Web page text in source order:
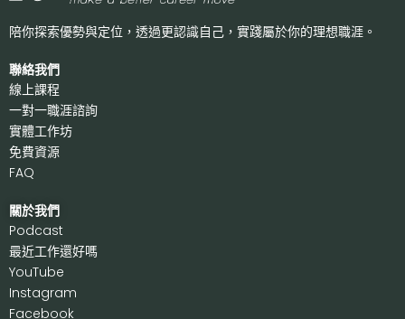
陪你探索優勢與定位，透過更認識自己， 實踐屬於你的理想職涯。
聯絡我們
線上課程
一對一職涯諮詢
實體工作坊
免費資源
FAQ
關於我們
Podcast
最近工作還好嗎
YouTube
Instagram
Facebook